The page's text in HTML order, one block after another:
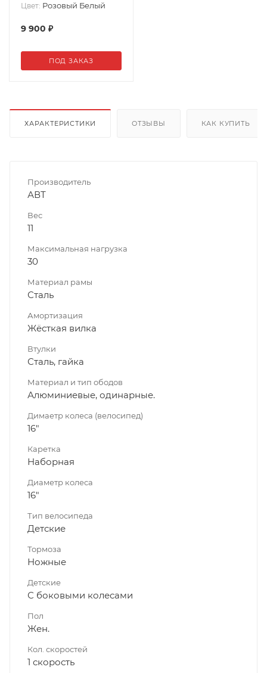
Цвет: Розовый Белый
9 900 ₽
ПОД ЗАКАЗ
ХАРАКТЕРИСТИКИ ОТЗЫВЫ КАК КУПИТЬ
Производитель
АВТ
Вес
11
Максимальная нагрузка
30
Материал рамы
Сталь
Амортизация
Жёсткая вилка
Втулки
Сталь, гайка
Материал и тип ободов
Алюминиевые, одинарные.
Димаетр колеса (велосипед)
16"
Каретка
Наборная
Диаметр колеса
16"
Тип велосипеда
Детские
Тормоза
Ножные
Детские
С боковыми колесами
Пол
Жен.
Кол. скоростей
1 скорость